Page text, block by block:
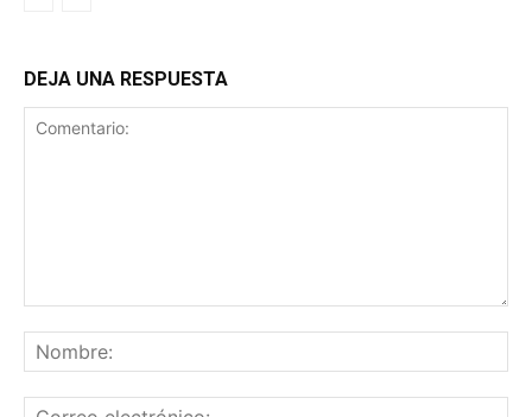
DEJA UNA RESPUESTA